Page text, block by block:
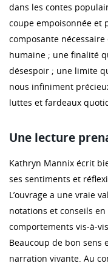
dans les contes
coupe empoisonnée et
composante
humaine ; une finalité
désespoir ; une limite
nous infiniment
luttes et fardeaux
Une lecture
Kathryn Mannix écrit
ses sentiments et
L’ouvrage a une vraie
notations et conseils
comportements vis-à-
Beaucoup de bon sens
narration vivante. Au